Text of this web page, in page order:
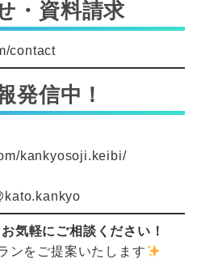
・資料請求
contact
発信中！
kankyosoji.keibi/
気軽にご相談ください！
ンをご提案いたします